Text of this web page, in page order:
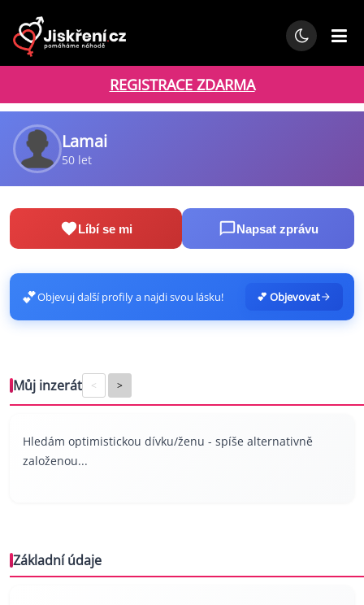
REGISTRACE ZDARMA
Lamai
50 let
Líbí se mi Napsat zprávu
💕Objevuj další profily a najdi svou lásku! 💕 Objevovat
Můj inzerát < >
Hledám optimistickou dívku/ženu - spíše alternativně
založenou...
Základní údaje